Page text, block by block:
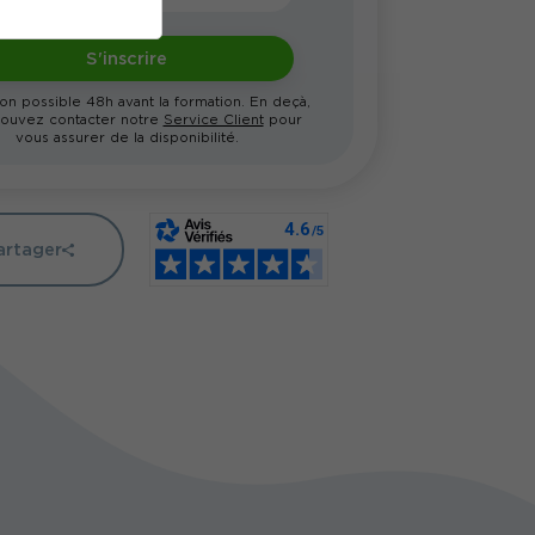
S'inscrire
possible 48h avant la formation. En deçà,
contacter notre Service Clientpour
vous assurer de la disponibilité.